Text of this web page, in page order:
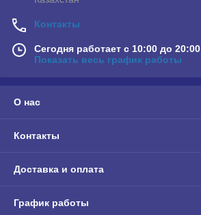
Контакты
Сегодня работает с 10:00 до 20:00
Показать весь график работы
О нас
Контакты
Доставка и оплата
График работы